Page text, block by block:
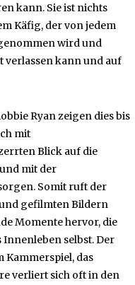
kann. Sie ist nichts
Käfig, der von jedem
wird und
verlassen kann und auf
Ryan zeigen dies bis
mit
Blick auf die
mit der
Somit ruft der
gefilmten Bildern
Momente hervor, die
selbst. Der
Kammerspiel, das
verliert sich oft in den